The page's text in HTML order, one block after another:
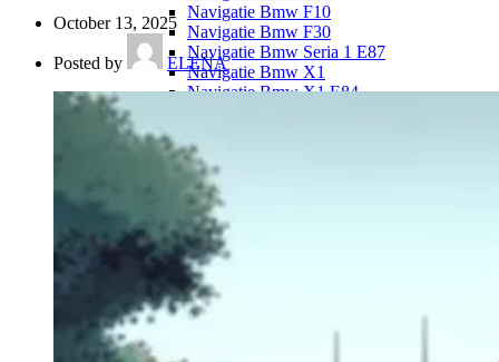
Navigatie Bmw F10
Navigatie Bmw F30
Navigatie Bmw Seria 1 E87
Navigatie Bmw X1
Navigatie Bmw X1 E84
Navigatie BMW X3 f25
Dacia Logan
Navigație Dacia Logan 1 (2004–2012)
Navigație Dacia Logan 2 (2012–2020)
Navigație Dacia Logan 3 (2020–Prezent)
Dacia Duster
Navigatie Duster 2011
Navigatie Duster 2019
Audi
Navigatie Audi A3 8p
October 13, 2025
Posted by ELENA